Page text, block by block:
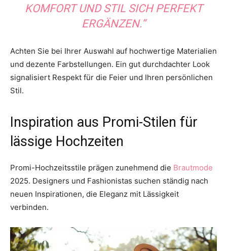
KOMFORT UND STIL SICH PERFEKT
ERGÄNZEN.“
Achten Sie bei Ihrer Auswahl auf hochwertige Materialien
und dezente Farbstellungen. Ein gut durchdachter Look
signalisiert Respekt für die Feier und Ihren persönlichen
Stil.
Inspiration aus Promi-Stilen für
lässige Hochzeiten
Promi-Hochzeitsstile prägen zunehmend die Brautmode
2025. Designers und Fashionistas suchen ständig nach
neuen Inspirationen, die Eleganz mit Lässigkeit
verbinden.